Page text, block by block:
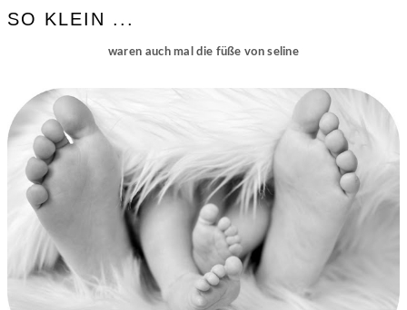
SO KLEIN ...
waren auch mal die füße von seline